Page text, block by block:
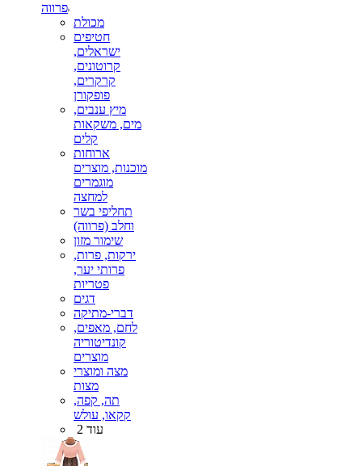
פרווה
מכולת
חטיפים
ישראלים,
קרוטונים,
קרקרים,
פופקורן
מיץ ענבים,
מים, משקאות
קלים
ארוחות
מוכנות, מוצרים
מוגמרים
למחצה
תחליפי בשר
וחלב (פרווה)
שימור מזון
ירקות, פרות,
פרותי יער,
פטריות
דגים
דברי-מתיקה
לחם, מאפים,
קונדיטוריה
מוצרים
מצה ומוצרי
מצות
תה, קפה,
קקאו, עולש
עוד 2